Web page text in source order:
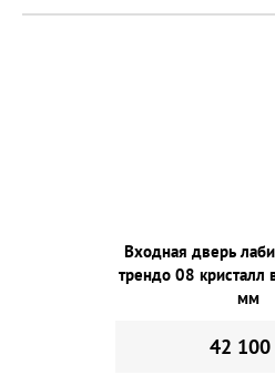
Входная дверь
трендо 08
мм
42 100